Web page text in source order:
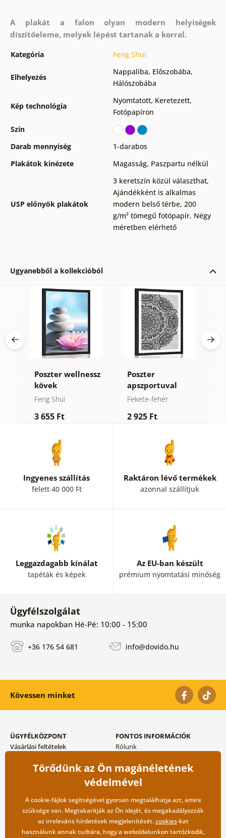
A plakát a falon olyan modern helyiségek
díszítőeleme, melyek lépést tartanak a korral.
Kategória Feng Shui
Elhelyezés
Nappaliba, Előszobába,
Hálószobába
Kép technológia
Nyomtatott, Keretezett,
Fotópapíron
Szín
Darab mennyiség
1-darabos
Plakátok kinézete
Magasság, Paszpartu nélkül
USP előnyök plakátok
3 keretszín közül választhat,
Ajándékként is alkalmas
modern belső térbe, 200
g/m² tömegű fotópapír, Négy
méretben elérhető
Ugyanebből a kollekcióból
Poszter wellnessz
kövek
Feng Shui
3 655 Ft
Poszter
apszportuval
virágos Mandala
Fekete-fehér
2 925 Ft
Ingyenes szállítás
felett 40 000 Ft
Raktáron lévő termékek
azonnal szállítjuk
Leggazdagabb kínálat
tapéták és képek
Az EU-ban készült
prémium nyomtatási minőség
Ügyfélszolgálat
munka napokban Hé-Pé: 10:00 - 15:00
+36 176 54 681 info@dovido.hu
Kövessen minket
ÜGYFÉLKÖZPONT
Vásárlási feltételek
Szállítási és fizetési módok
FONTOS INFORMÁCIÓK
Rólunk
Blog
Kapcsolat
Nagykereskedelmi
együttműködés
Törődünk az Ön magánéletének
védelmével
A cookie-fájlok segítségével gyorsan megtalálhatja azt, amire
szüksége van. Megtakarítják az Ön idejét, és megakadályozzák
az irreleváns hirdetések megjelenítését.cookies-kat
használunk annak tudtára, hogy a weboldalunkon tartózkodik,